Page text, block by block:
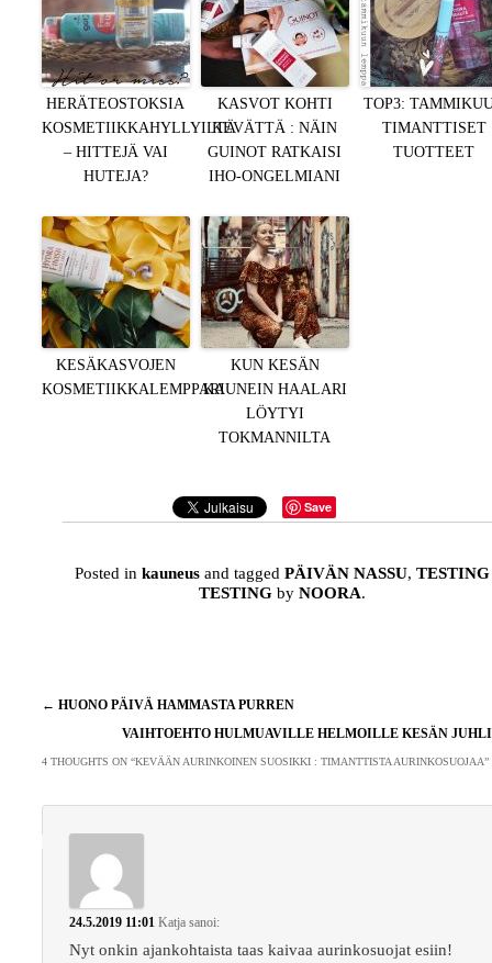
HERÄTEOSTOKSIA
KOSMETIIKKAHYLLYILTÄ
– HITTEJÄ VAI
HUTEJA?
KASVOT KOHTI
KEVÄTTÄ : NÄIN
GUINOT RATKAISI
IHO-ONGELMIANI
TOP3:
TIMANTTISET
TUOTTEET
KESÄKASVOJEN
KOSMETIIKKALEMPPARI
KUN KESÄN
KAUNEIN HAALARI
LÖYTYI
TOKMANNILTA
Save
Posted inkauneus and taggedPÄIVÄN NASSU,TESTING
TESTING byNOORA.
Artikkelien
← HUONO PÄIVÄ HAMMASTA PURREN
VAIHTOEHTO HULMUAVILLE HELMOILLE KESÄN
4 THOUGHTS ON “KEVÄÄN AURINKOINEN SUOSIKKI : TIMANTTISTA AURINKOSUOJAA”
24.5.2019 11:01 Katja sanoi:
Nyt onkin ajankohtaista taas kaivaa aurinkosuojat esiin!